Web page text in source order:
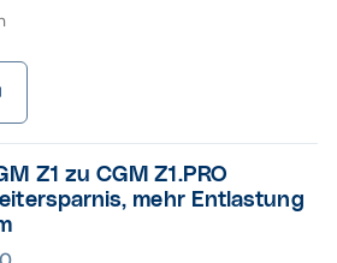
Z1 zu CGM Z1.PRO
mehr Entlastung